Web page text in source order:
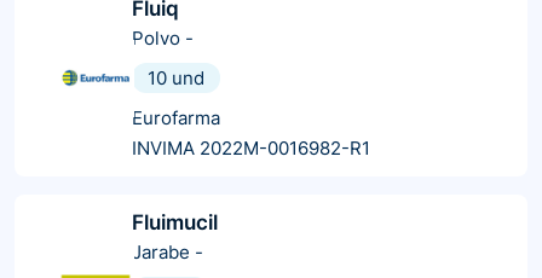
Fluiq
Polvo -
10 und
Eurofarma
INVIMA 2022M-0016982-R1
Fluimucil
Jarabe -